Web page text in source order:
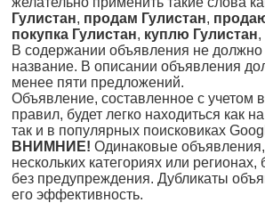
Гулистан, продам Гулистан,
покупка Гулистан, куплю Гулистан,
В содержании объявления не должно
название. В описании объявления
менее пяти предложений.
Объявление, составленное с
правил, будет легко находиться как
так и в популярных поисковиках
ВНИМНИЕ! Одинаковые
нескольких категориях или регионах,
без предупреждения. Дубликаты
его эффективность.